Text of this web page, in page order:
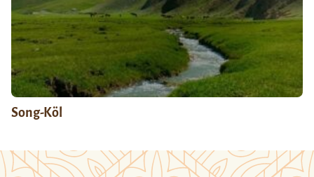
Song-Köl